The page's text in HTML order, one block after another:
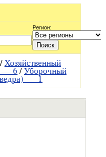
Регион:
/Хозяйственный
—6/Уборочный
ведра) —1